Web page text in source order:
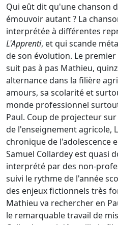
Qui eût dit qu'une chanson
émouvoir autant ? La
interprétée à différentes
L'Apprenti, et qui scande
de son évolution. Le
suit pas à pas Mathieu,
alternance dans la filière
amours, sa scolarité et
monde professionnel
Paul. Coup de projecteur
de l'enseignement agricole,
chronique de l'adolescence
Samuel Collardey est quasi
interprété par des non-
suivi le rythme de l'année
des enjeux fictionnels très
Mathieu va rechercher en
le remarquable travail de